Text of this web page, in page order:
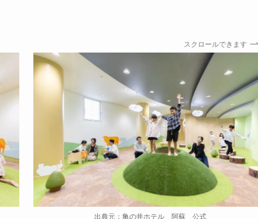
スクロールできます
出典元：亀の井ホテル 阿蘇 公式